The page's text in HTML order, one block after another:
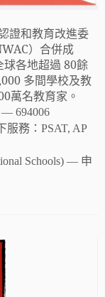
證和教育改進委
）合併成
球各地超過 80餘
多間學校及教
萬名教育家。
— 694006
務：PSAT, AP
Schools) — 申